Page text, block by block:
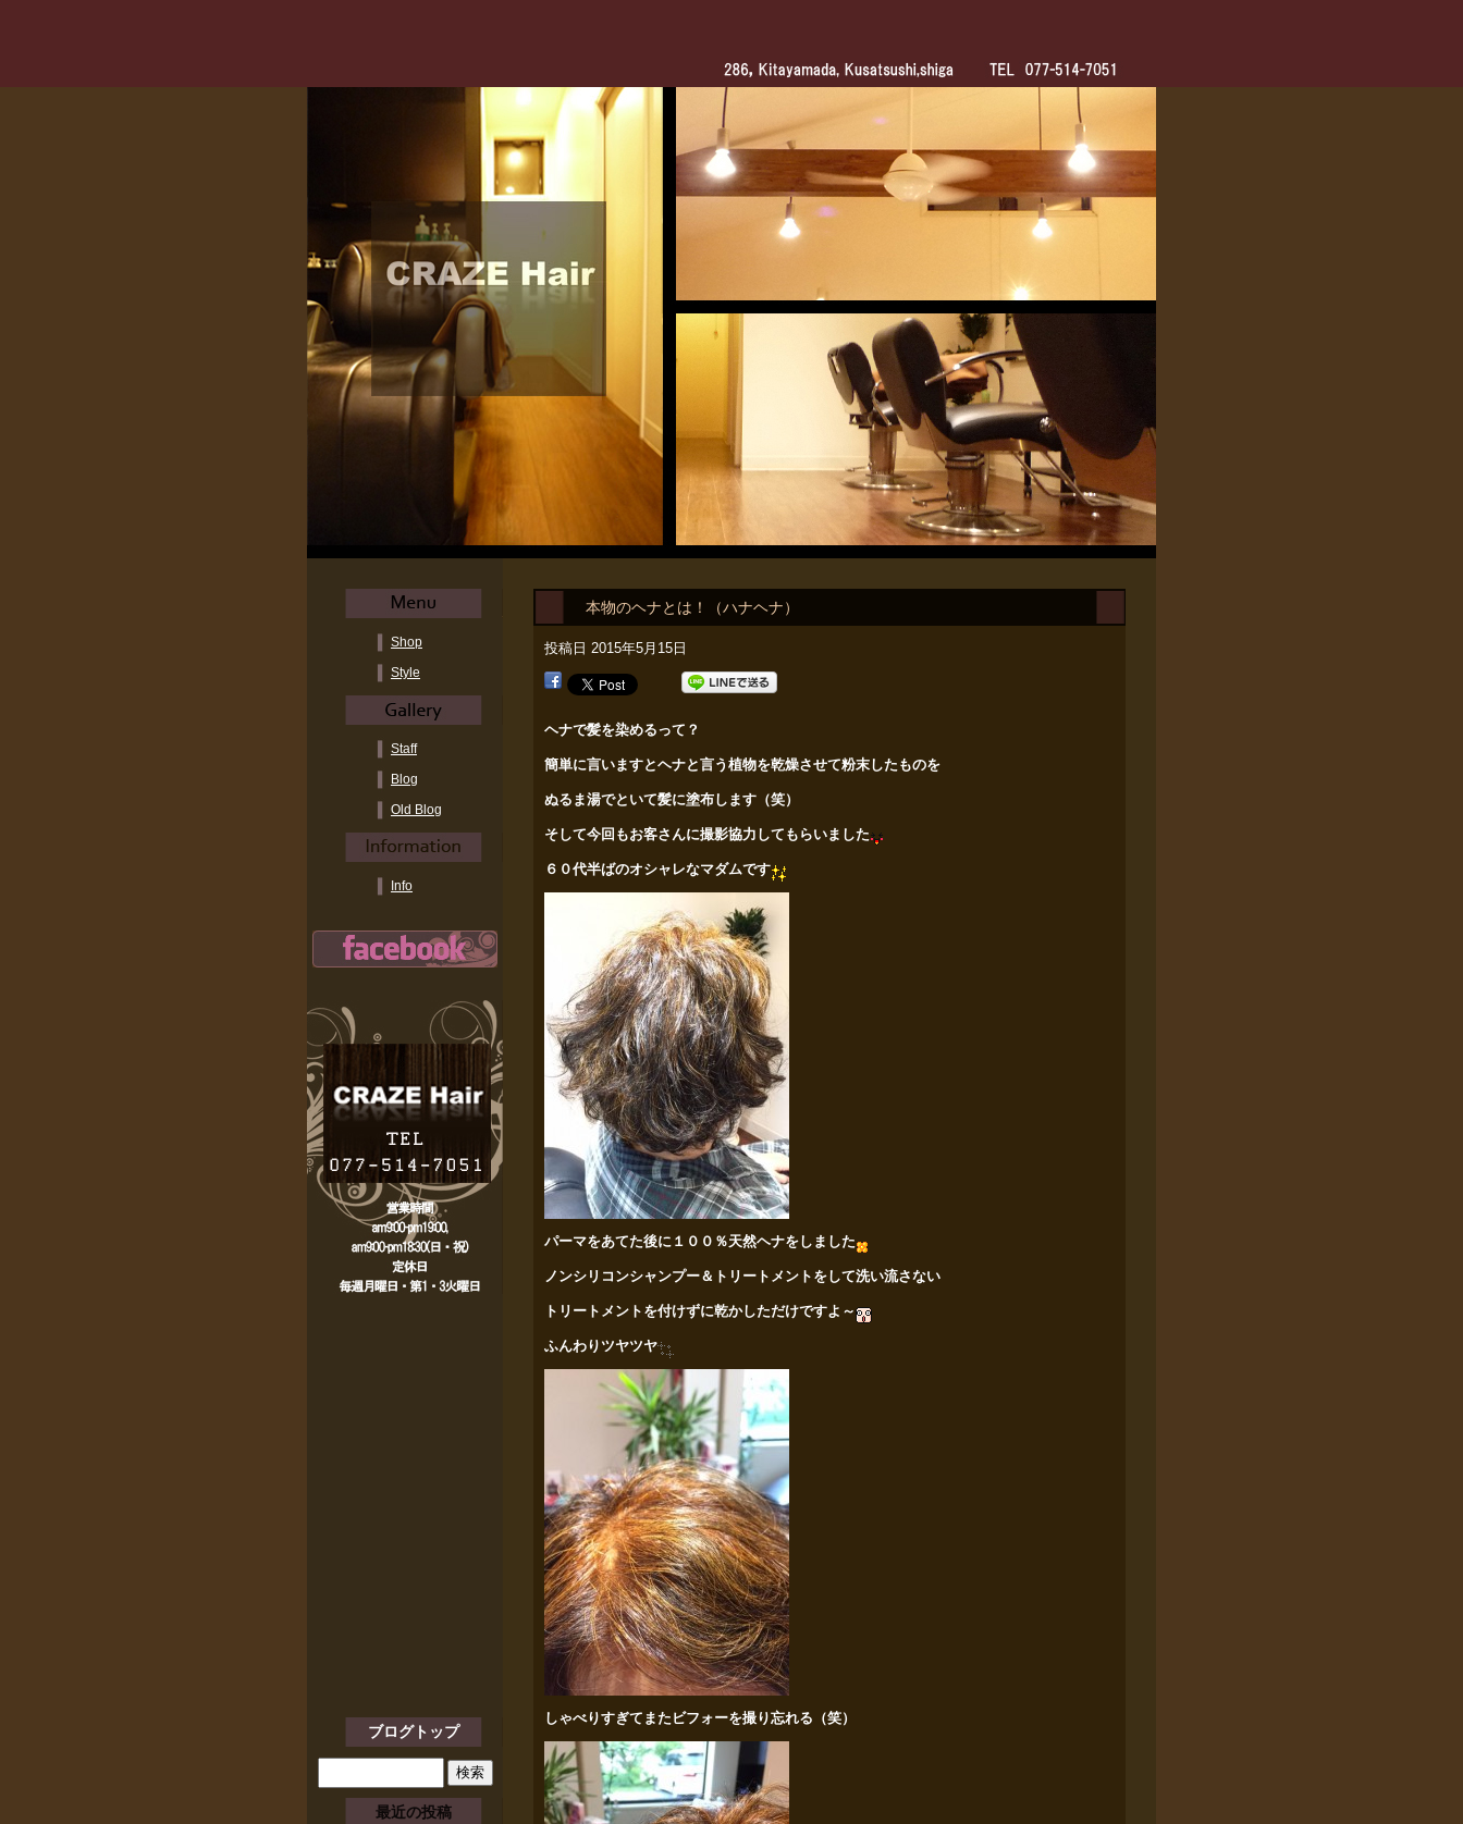
本物のヘナとは！（ハナヘナ）
投稿日 2015年5月15日
ヘナで髪を染めるって？
簡単に言いますとヘナと言う植物を乾燥させて粉末したものを
ぬるま湯でといて髪に塗布します（笑）
そして今回もお客さんに撮影協力してもらいました
６０代半ばのオシャレなマダムです
パーマをあてた後に１００％天然ヘナをしました
ノンシリコンシャンプー＆トリートメントをして洗い流さない
トリートメントを付けずに乾かしただけですよ～
ふんわりツヤツヤ
しゃべりすぎてまたビフォーを撮り忘れる（笑）
Shop
Style
Staff
Blog
Old Blog
Info
ブログトップ
最近の投稿